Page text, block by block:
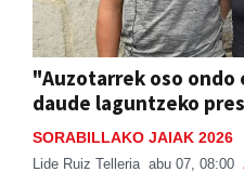
"Auzotarrek oso
daude laguntzeko
SORABILLAKO JAIAK 2026
Lide Ruiz Telleria abu 07, 08:00